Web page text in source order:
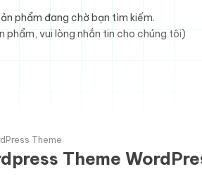
phẩm đang chờ bạn tìm kiếm.
phẩm, vui lòng nhắn tin cho chúng tôi)
Theme
Theme